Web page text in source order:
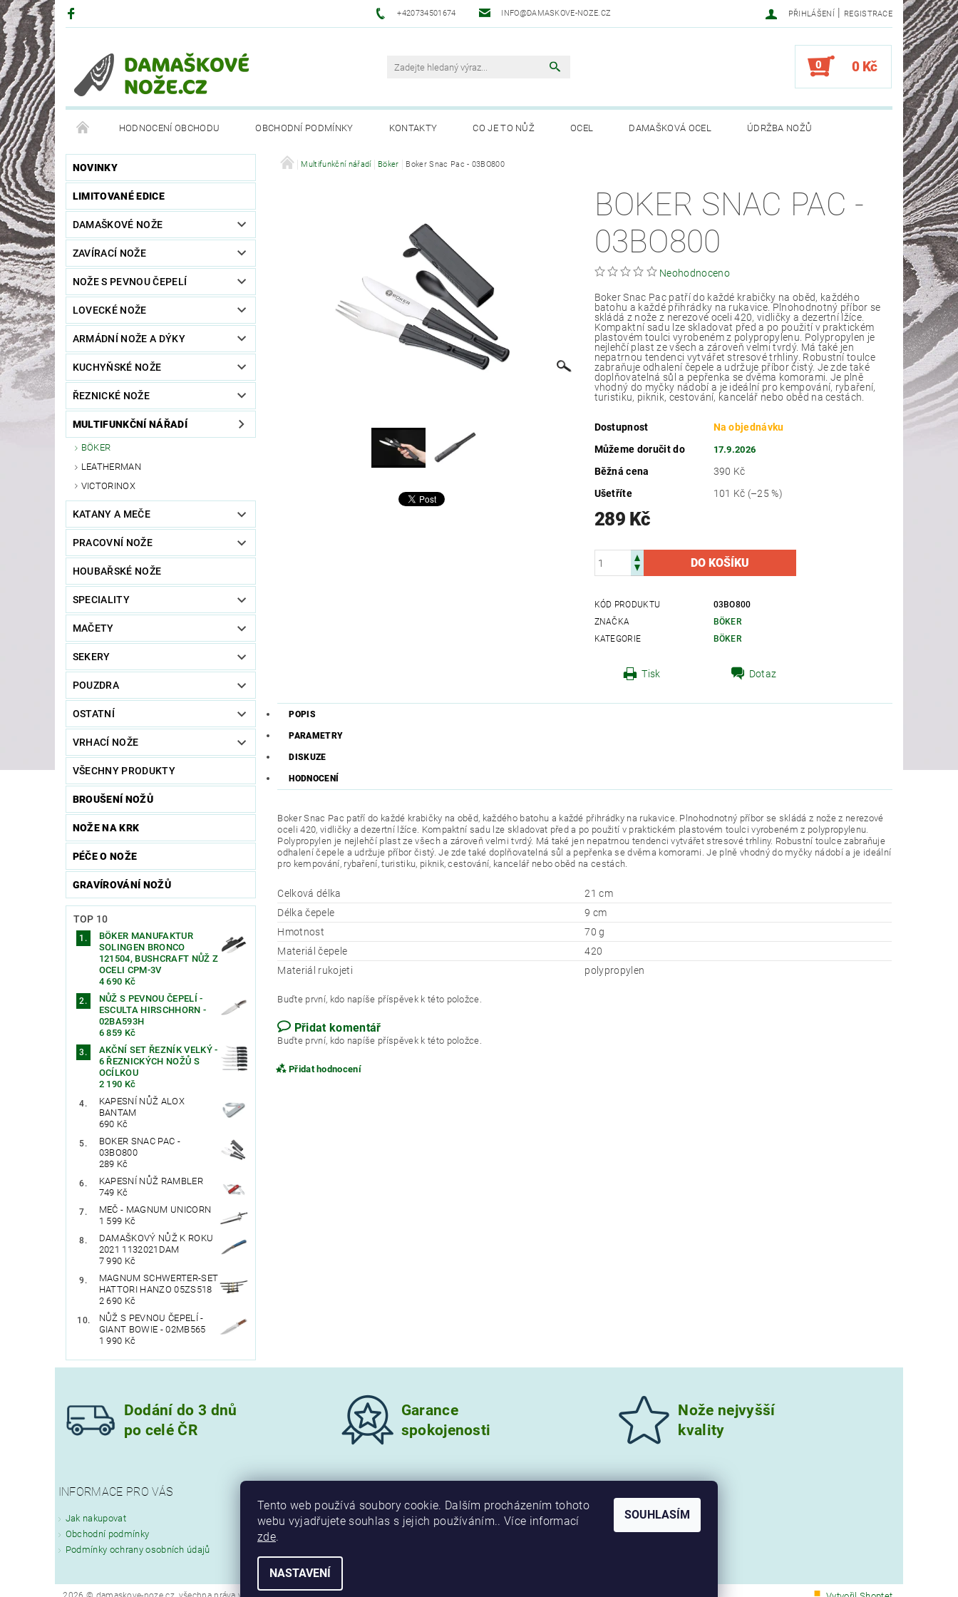
+420734501674 INFO@DAMASKOVE-NOZE.CZ PŘIHLÁŠENÍ | REGISTRACE
0 0 Kč
HODNOCENÍ OBCHODU OBCHODNÍ PODMÍNKY KONTAKTY CO JE TO NŮŽ OCEL DAMAŠKOVÁ OCEL ÚDRŽBA NOŽŮ
DRUHY OCELÍ BÖKEROVA MANUFAKTURA SOLINGEN
NOVINKY
LIMITOVANÉ EDICE
DAMAŠKOVÉ NOŽE
ZAVÍRACÍ NOŽE
NOŽE S PEVNOU ČEPELÍ
LOVECKÉ NOŽE
ARMÁDNÍ NOŽE A DÝKY
KUCHYŇSKÉ NOŽE
ŘEZNICKÉ NOŽE
MULTIFUNKČNÍ NÁŘADÍ
BÖKER
LEATHERMAN
VICTORINOX
KATANY A MEČE
PRACOVNÍ NOŽE
HOUBAŘSKÉ NOŽE
SPECIALITY
MAČETY
SEKERY
POUZDRA
OSTATNÍ
VRHACÍ NOŽE
VŠECHNY PRODUKTY
BROUŠENÍ NOŽŮ
NOŽE NA KRK
PÉČE O NOŽE
GRAVÍROVÁNÍ NOŽŮ
TOP 10
BÖKER MANUFAKTUR
SOLINGEN BRONCO
121504, BUSHCRAFT NŮŽ Z
OCELI CPM-3V
4 690 Kč
NŮŽ S PEVNOU ČEPELÍ -
ESCULTA HIRSCHHORN -
02BA593H
6 859 Kč
AKČNÍ SET ŘEZNÍK VELKÝ -
6 ŘEZNICKÝCH NOŽŮ S
OCÍLKOU
2 190 Kč
KAPESNÍ NŮŽ ALOX
BANTAM
690 Kč
BOKER SNAC PAC -
03BO800
289 Kč
KAPESNÍ NŮŽ RAMBLER
749 Kč
MEČ - MAGNUM UNICORN
1 599 Kč
DAMAŠKOVÝ NŮŽ K ROKU
2021 1132021DAM
7 990 Kč
MAGNUM SCHWERTER-SET
HATTORI HANZO 05ZS518
2 690 Kč
NŮŽ S PEVNOU ČEPELÍ -
GIANT BOWIE - 02MB565
1 990 Kč
Multifunkční nářadí Böker Boker Snac Pac - 03BO800
BOKER SNAC PAC -
03BO800
Neohodnoceno
Boker Snac Pac patří do každé krabičky na oběd, každého
batohu a každé přihrádky na rukavice. Plnohodnotný příbor se
skládá z nože z nerezové oceli 420, vidličky a dezertní lžíce.
Kompaktní sadu lze skladovat před a po použití v praktickém
plastovém toulci vyrobeném z polypropylenu. Polypropylen je
nejlehčí plast ze všech a zároveň velmi tvrdý. Má také jen
nepatrnou tendenci vytvářet stresové trhliny. Robustní toulce
zabraňuje odhalení čepele a udržuje příbor čistý. Je zde také
doplňovatelná sůl a pepřenka se dvěma komorami. Je plně
vhodný do myčky nádobí a je ideální pro kempování, rybaření,
turistiku, piknik, cestování, kancelář nebo oběd na cestách.
Dostupnost
Na objednávku
Můžeme doručit do
17.9.2026
Běžná cena
390 Kč
Ušetříte
101 Kč (–25 %)
289 Kč
KÓD PRODUKTU
03BO800
ZNAČKA
BÖKER
KATEGORIE
BÖKER
Tisk Dotaz
POPIS
PARAMETRY
DISKUZE
HODNOCENÍ
Boker Snac Pac patří do každé krabičky na oběd, každého batohu a každé přihrádky na rukavice. Plnohodnotný příbor se skládá z nože z nerezové
oceli 420, vidličky a dezertní lžíce. Kompaktní sadu lze skladovat před a po použití v praktickém plastovém toulci vyrobeném z polypropylenu.
Polypropylen je nejlehčí plast ze všech a zároveň velmi tvrdý. Má také jen nepatrnou tendenci vytvářet stresové trhliny. Robustní toulce zabraňuje
odhalení čepele a udržuje příbor čistý. Je zde také doplňovatelná sůl a pepřenka se dvěma komorami. Je plně vhodný do myčky nádobí a je ideální
pro kempování, rybaření, turistiku, piknik, cestování, kancelář nebo oběd na cestách.
Celková délka
21 cm
Délka čepele
9 cm
Hmotnost
70 g
Materiál čepele
420
Materiál rukojeti
polypropylen
Buďte první, kdo napíše příspěvek k této položce.
Přidat komentář
Buďte první, kdo napíše příspěvek k této položce.
Přidat hodnocení
Dodání do 3 dnů
po celé ČR
Garance
spokojenosti
Nože nejvyšší
kvality
INFORMACE PRO VÁS
Jak nakupovat
Obchodní podmínky
Podmínky ochrany osobních údajů
Tento web používá soubory cookie. Dalším procházením tohoto
webu vyjadřujete souhlas s jejich používáním.. Více informací
zde.
NASTAVENÍ
SOUHLASÍM